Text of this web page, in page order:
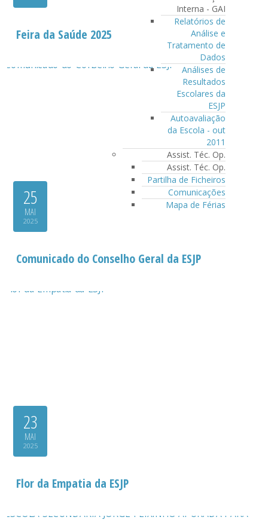
Interna - GAI
Relatórios de
Análise e
Tratamento de
Dados
Análises de
Resultados
Escolares da
ESJP
Autoavaliação
da Escola - out
2011
Assist. Téc. Op.
Assist. Téc. Op.
Partilha de Ficheiros
Comunicações
Mapa de Férias
Feira da Saúde 2025
25
MAI
2025
Comunicado do Conselho Geral da ESJP
23
MAI
2025
Flor da Empatia da ESJP